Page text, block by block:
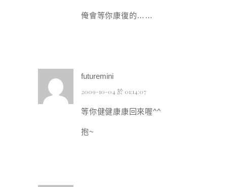
俺會等你康復的……
futuremini
2009-10-04 於 01:14:07
等你健健康康回來喔^^
抱~